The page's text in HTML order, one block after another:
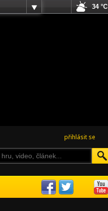
přihlásit se
34 °C